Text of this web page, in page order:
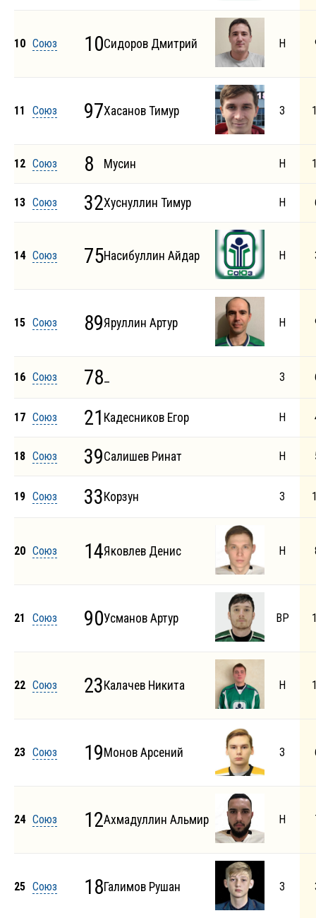
10 Союз 10Сидоров Дмитрий Н
11 Союз 97Хасанов Тимур З
12 Союз 8 Мусин Н
13 Союз 32Хуснуллин Тимур Н
14 Союз 75Насибуллин Айдар Н
15 Союз 89Яруллин Артур Н
16 Союз 78_ З
17 Союз 21 Кадесников Егор Н
18 Союз 39Салишев Ринат Н
19 Союз 33 Корзун З
20 Союз 14Яковлев Денис Н
21 Союз 90Усманов Артур ВР
22 Союз 23 Калачев Никита Н
23 Союз 19 Монов Арсений З
24 Союз 12Ахмадуллин Альмир Н
25 Союз 18Галимов Рушан З